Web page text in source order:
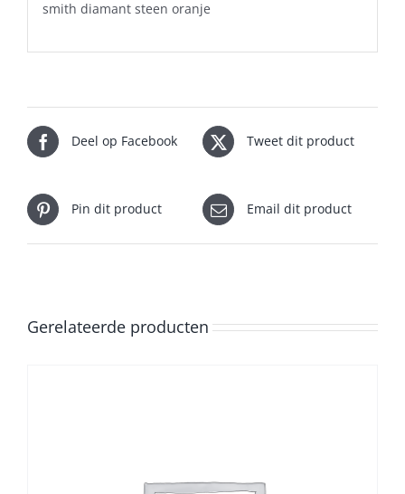
smith diamant steen oranje
Deel op Facebook Tweet dit product
Pin dit product Email dit product
Gerelateerde producten